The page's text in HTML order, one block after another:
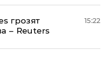
грозят
– Reuters
15:22